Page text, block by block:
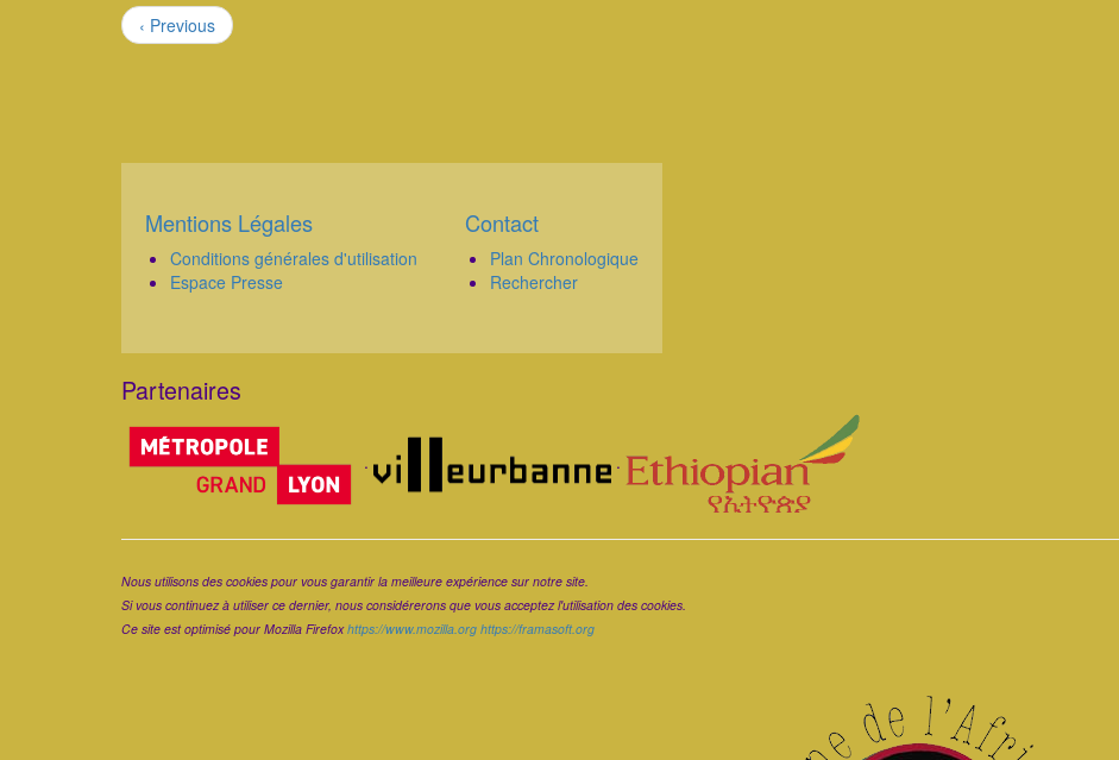
Pagination
Page
précédente
‹ Previous
Corps
Mentions Légales
Conditions générales d'utilisation
Espace Presse
Corps
Contact
Plan Chronologique
Rechercher
Partenaires
Corps
.
.
Nous utilisons des cookies pour vous garantir la meilleure expérience sur notre site.
Si vous continuez à utiliser ce dernier, nous considérerons que vous acceptez l'utilisation des cookies.
Ce site est optimisé pour Mozilla Firefoxhttps://www.mozilla.org https://framasoft.org